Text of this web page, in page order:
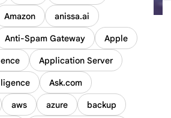
Amazon anissa.ai
Anti-Spam Gateway Apple
Application Server
Ask.com
aws azure backup